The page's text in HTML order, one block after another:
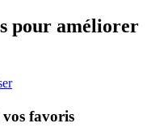
pour améliorer
favoris